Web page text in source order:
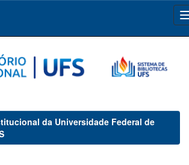
da Universidade Federal de